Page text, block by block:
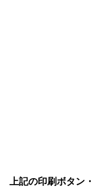
上記の印刷ボタン